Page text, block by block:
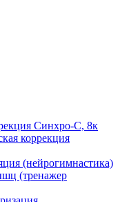
Синхро-С, 8к
коррекция
(нейрогимнастика)
(тренажер